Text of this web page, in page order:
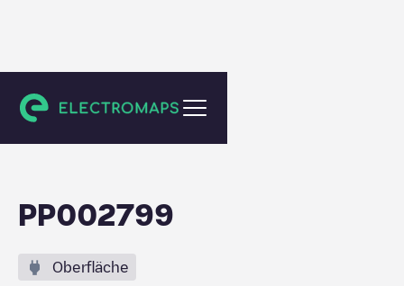
Bilthoven
PP002799
Oberfläche